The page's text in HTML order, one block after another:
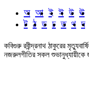
অ আ ই ঈ উ ঊ
ট ঠ ড ঢ ত থ দ
কবিগুরু রবীন্দ্রনাথ ঠাকুরের
নজরুলগীতির সকল শুভানুধ্যায়ীকে